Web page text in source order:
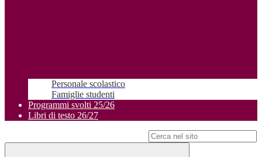
Personale scolastico
Famiglie studenti
Programmi svolti 25/26
Libri di testo 26/27